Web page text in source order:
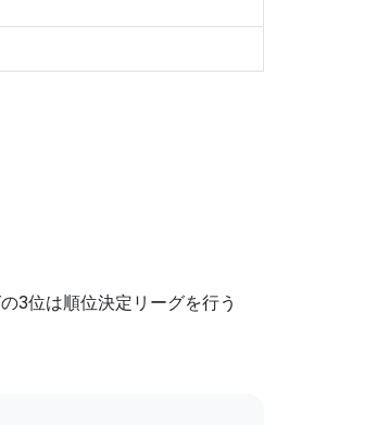
3位は順位決定リーグを行う